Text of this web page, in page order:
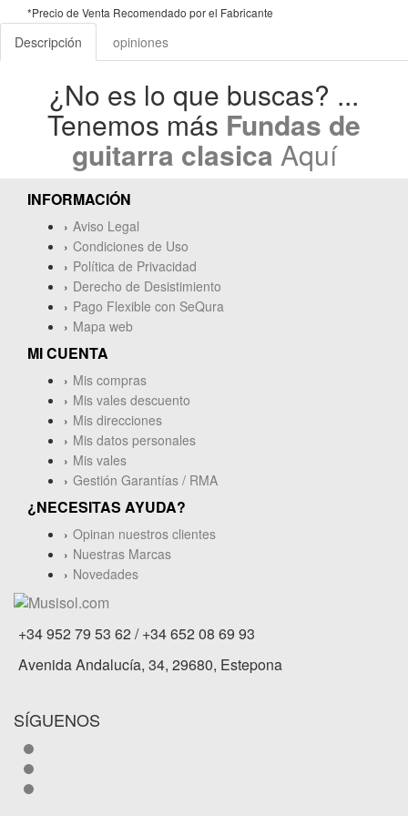
*Precio de Venta Recomendado por el Fabricante
Descripción opiniones
¿No es lo que buscas? ...
Tenemos más Fundas de
guitarra clasica Aquí
INFORMACIÓN
Aviso Legal
Condiciones de Uso
Política de Privacidad
Derecho de Desistimiento
Pago Flexible con SeQura
Mapa web
MI CUENTA
Mis compras
Mis vales descuento
Mis direcciones
Mis datos personales
Mis vales
Gestión Garantías / RMA
¿NECESITAS AYUDA?
Opinan nuestros clientes
Nuestras Marcas
Novedades
+34 952 79 53 62 / +34 652 08 69 93
Avenida Andalucía, 34, 29680, Estepona
SÍGUENOS